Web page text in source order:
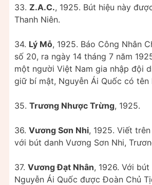
33. Z.A.C., 1925. Bút hiệu này
Thanh Niên.
34. Lý Mỗ, 1925. Báo Công Nhân
số 20, ra ngày 14 tháng 7 năm
một người Việt Nam gia nhập đội
giữ bí mật, Nguyễn Ái Quốc có tên
35. Trương Nhược Trừng, 1925.
36. Vương Sơn Nhi, 1925. Viết
với bút danh Vương Sơn Nhi,
37. Vương Đạt Nhân, 1926. Với bút
Nguyễn Ái Quốc được Đoàn Chủ